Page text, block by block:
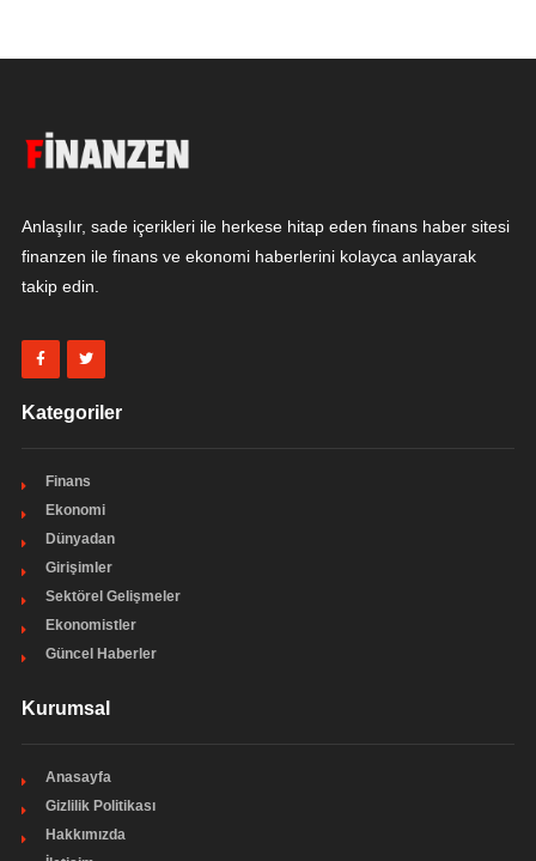
Anlaşılır, sade içerikleri ile herkese hitap eden finans haber sitesi
finanzen ile finans ve ekonomi haberlerini kolayca anlayarak
takip edin.
Kategoriler
Finans
Ekonomi
Dünyadan
Girişimler
Sektörel Gelişmeler
Ekonomistler
Güncel Haberler
Kurumsal
Anasayfa
Gizlilik Politikası
Hakkımızda